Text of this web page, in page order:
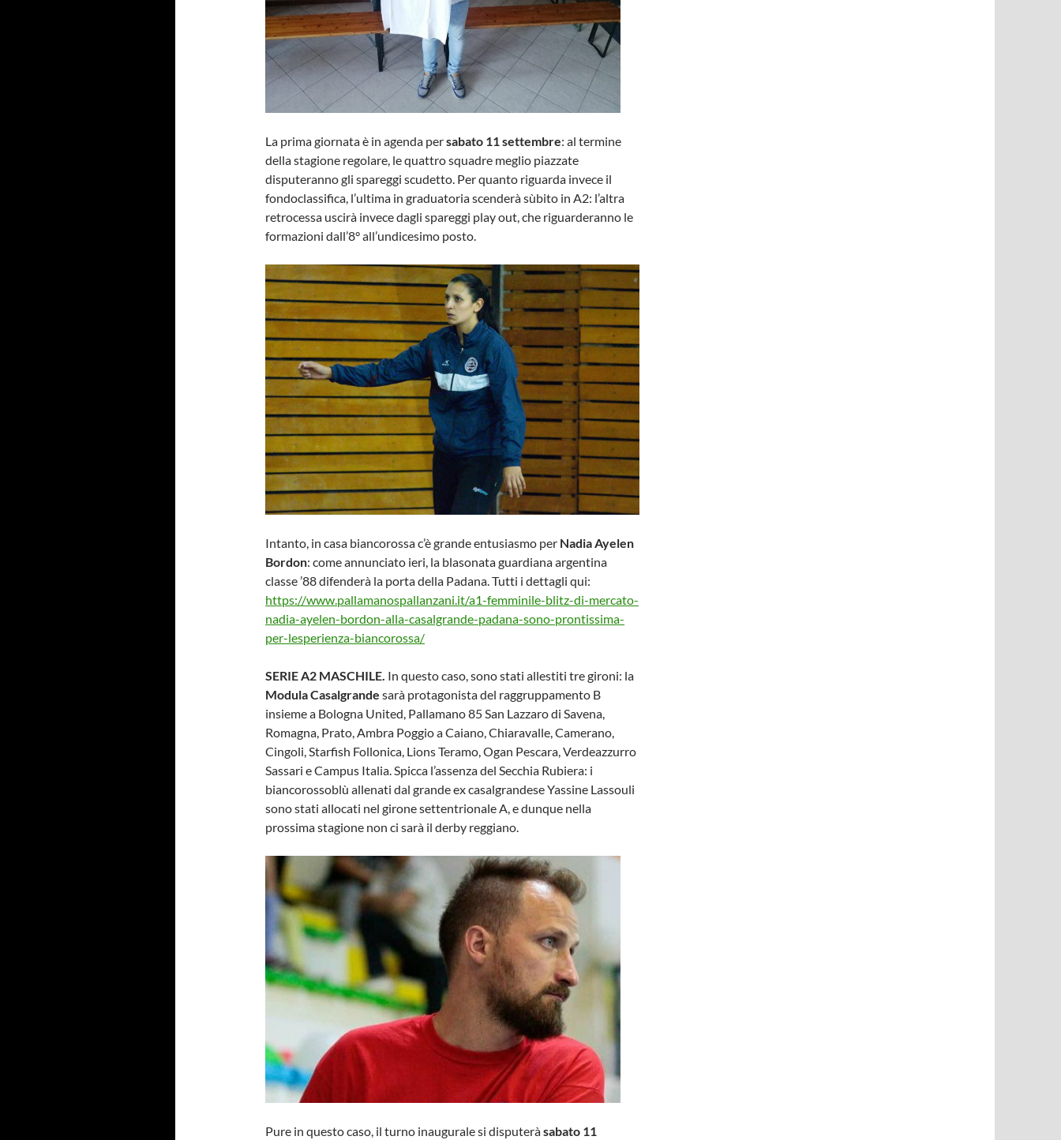
La prima giornata è in agenda persabato 11 settembre: al termine
della stagione regolare, le quattro squadre meglio piazzate
disputeranno gli spareggi scudetto. Per quanto riguarda invece il
fondoclassifica, l’ultima in graduatoria scenderà sùbito in A2: l’altra
retrocessa uscirà invece dagli spareggi play out, che riguarderanno le
formazioni dall’8° all’undicesimo posto.
Intanto, in casa biancorossa c’è grande entusiasmo per Nadia Ayelen
Bordon: come annunciato ieri, la blasonata guardiana argentina
classe ’88 difenderà la porta della Padana. Tutti i dettagli qui:
https://www.pallamanospallanzani.it/a1-femminile-blitz-di-mercato-
nadia-ayelen-bordon-alla-casalgrande-padana-sono-prontissima-
per-lesperienza-biancorossa/
SERIE A2 MASCHILE. In questo caso, sono stati allestiti tre gironi: la
Modula Casalgrande sarà protagonista del raggruppamento B
insieme a Bologna United, Pallamano 85 San Lazzaro di Savena,
Romagna, Prato, Ambra Poggio a Caiano, Chiaravalle, Camerano,
Cingoli, Starfish Follonica, Lions Teramo, Ogan Pescara, Verdeazzurro
Sassari e Campus Italia. Spicca l’assenza del Secchia Rubiera: i
biancorossoblù allenati dal grande ex casalgrandese Yassine Lassouli
sono stati allocati nel girone settentrionale A, e dunque nella
prossima stagione non ci sarà il derby reggiano.
Pure in questo caso, il turno inaugurale si disputeràsabato 11